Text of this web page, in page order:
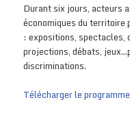
Durant six jours, acteurs
économiques du territoire
: expositions, spectacles,
projections, débats,
discriminations.
Télécharger le